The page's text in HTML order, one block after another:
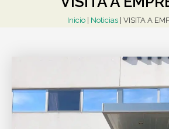
Inicio Noticias VISITA A